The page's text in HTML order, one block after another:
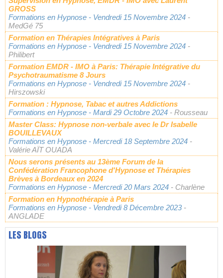
GROSS
Formations en Hypnose - Vendredi 15 Novembre 2024 -
MedGé 75
Formation en Thérapies Intégratives à Paris
Formations en Hypnose - Vendredi 15 Novembre 2024 -
Philibert
Formation EMDR - IMO à Paris: Thérapie Intégrative du
Psychotraumatisme 8 Jours
Formations en Hypnose - Vendredi 15 Novembre 2024 -
Hirszowski
Formation : Hypnose, Tabac et autres Addictions
Formations en Hypnose - Mardi 29 Octobre 2024 - Rousseau
Master Class: Hypnose non-verbale avec le Dr Isabelle
BOUILLEVAUX
Formations en Hypnose - Mercredi 18 Septembre 2024 -
Valérie AÏT OUADA
Nous serons présents au 13ème Forum de la
Confédération Francophone d'Hypnose et Thérapies
Brèves à Bordeaux en 2024
Formations en Hypnose - Mercredi 20 Mars 2024 - Charlène
Formation en Hypnothérapie à Paris
Formations en Hypnose - Vendredi 8 Décembre 2023 -
ANGLADE
LES BLOGS